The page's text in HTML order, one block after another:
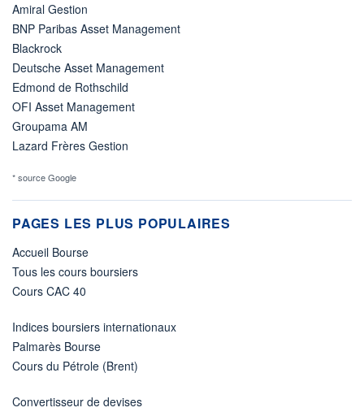
Amiral Gestion
BNP Paribas Asset Management
Blackrock
Deutsche Asset Management
Edmond de Rothschild
OFI Asset Management
Groupama AM
Lazard Frères Gestion
* source Google
PAGES LES PLUS POPULAIRES
Accueil Bourse
Tous les cours boursiers
Cours CAC 40
Indices boursiers internationaux
Palmarès Bourse
Cours du Pétrole (Brent)
Convertisseur de devises